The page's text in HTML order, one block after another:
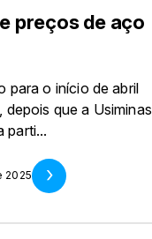
preços de aço
para o início de abril
que a Usiminas
parti...
2025